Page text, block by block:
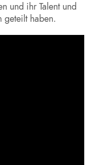
und ihr Talent und
geteilt haben.